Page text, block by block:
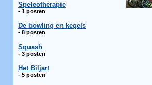
Speleotherapie
- 1 posten
De bowling en kegels
- 8 posten
Squash
- 3 posten
Het Biljart
- 5 posten